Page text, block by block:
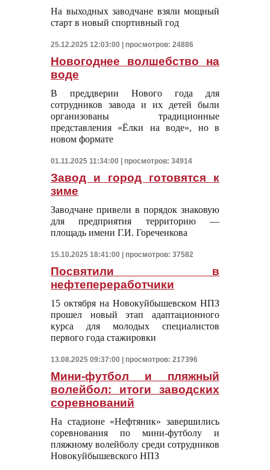
На выходных заводчане взяли мощный
старт в новый спортивный год
25.12.2025 12:03:00 | просмотров: 24886
Новогоднее волшебство на
воде
В преддверии Нового года для
сотрудников завода и их детей были
организованы традиционные
представления «Ёлки на воде», но в
новом формате
01.11.2025 11:34:00 | просмотров: 34914
Завод и город готовятся к
зиме
Заводчане привели в порядок знаковую
для предприятия территорию —
площадь имени Г.И. Гореченкова
15.10.2025 18:41:00 | просмотров: 37582
Посвятили в
нефтепереработчики
15 октября на Новокуйбышевском НПЗ
прошел новый этап адаптационного
курса для молодых специалистов
первого года стажировки
13.08.2025 09:37:00 | просмотров: 217396
Мини-футбол и пляжный
волейбол: итоги заводских
соревнований
На стадионе «Нефтяник» завершились
соревнования по мини-футболу и
пляжному волейболу среди сотрудников
Новокуйбышевского НПЗ